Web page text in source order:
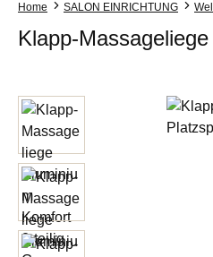
Home SALON EINRICHTUNG
Klapp-
Bildergalerie überspringen